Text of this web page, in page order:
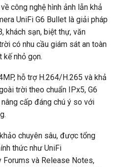
công nghệ hình ảnh lẫn khả
UniFi G6 Bullet là giải pháp
khách sạn, biệt thự, văn
có nhu cầu giám sát an toàn
kế nhỏ gọn.
hỗ trợ H.264/H.265 và khả
trời theo chuẩn IPx5, G6
cấp đáng chú ý so với
chuyên sâu, được tổng
thức như UniFi
Forums và Release Notes,